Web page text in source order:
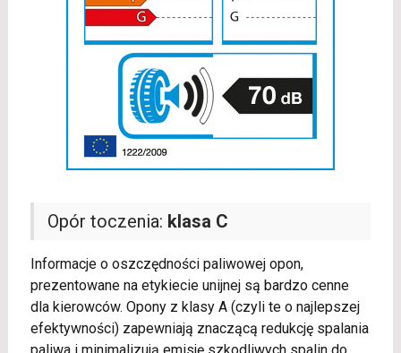
Opór toczenia: klasa C
Informacje o oszczędności paliwowej opon,
prezentowane na etykiecie unijnej są bardzo cenne
dla kierowców. Opony z klasy A (czyli te o najlepszej
efektywności) zapewniają znaczącą redukcję spalania